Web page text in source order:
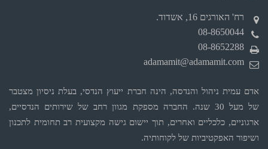
רח' האורגים 16, אשדוד.
08-8650044
08-8652288
adamamit@adamamit.com
אדם עמית ניהול והנדסה, הינה חברת ייעוץ הנדסי, בעלת ניסיון מצטבר
של מעל 30 שנה. החברה מספקת מגוון רחב של שירותים הנדסיים,
ארגוניים, כלכליים ואחרים, תוך יישום גישה מקצועית רב תחומית לתכנון
ושיפור האפקטיביות של לקוחותיה.